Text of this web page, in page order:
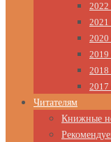
2022
2021
2020
2019
2018
2017
Читателям
Книжные